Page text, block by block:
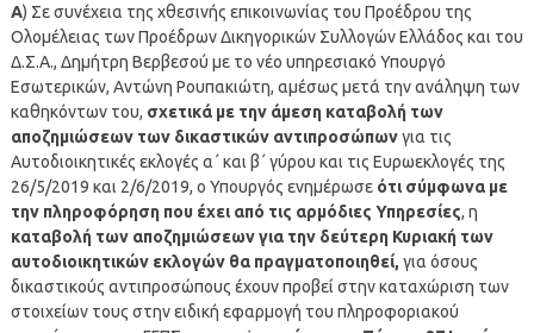
Α) Σε συνέχεια της χθεσινής επικοινωνίας του Προέδρου της
Ολομέλειας των Προέδρων Δικηγορικών Συλλογών Ελλάδος και του
Δ.Σ.Α., Δημήτρη Βερβεσού με το νέο υπηρεσιακό Υπουργό
Εσωτερικών, Αντώνη Ρουπακιώτη, αμέσως μετά την ανάληψη των
καθηκόντων του, σχετικά με την άμεση καταβολή των
αποζημιώσεων των δικαστικών αντιπροσώπωνγια τις
Αυτοδιοικητικές εκλογές α΄ και β΄ γύρου και τις Ευρωεκλογές της
26/5/2019 και 2/6/2019, ο Υπουργός ενημέρωσε ότι σύμφωνα με
την πληροφόρηση που έχει από τις αρμόδιες Υπηρεσίες, η
καταβολή των αποζημιώσεων για την δεύτερη Κυριακή των
αυτοδιοικητικών εκλογών θα πραγματοποιηθεί, για όσους
δικαστικούς αντιπροσώπους έχουν προβεί στην καταχώριση των
στοιχείων τους στην ειδική εφαρμογή του πληροφοριακού